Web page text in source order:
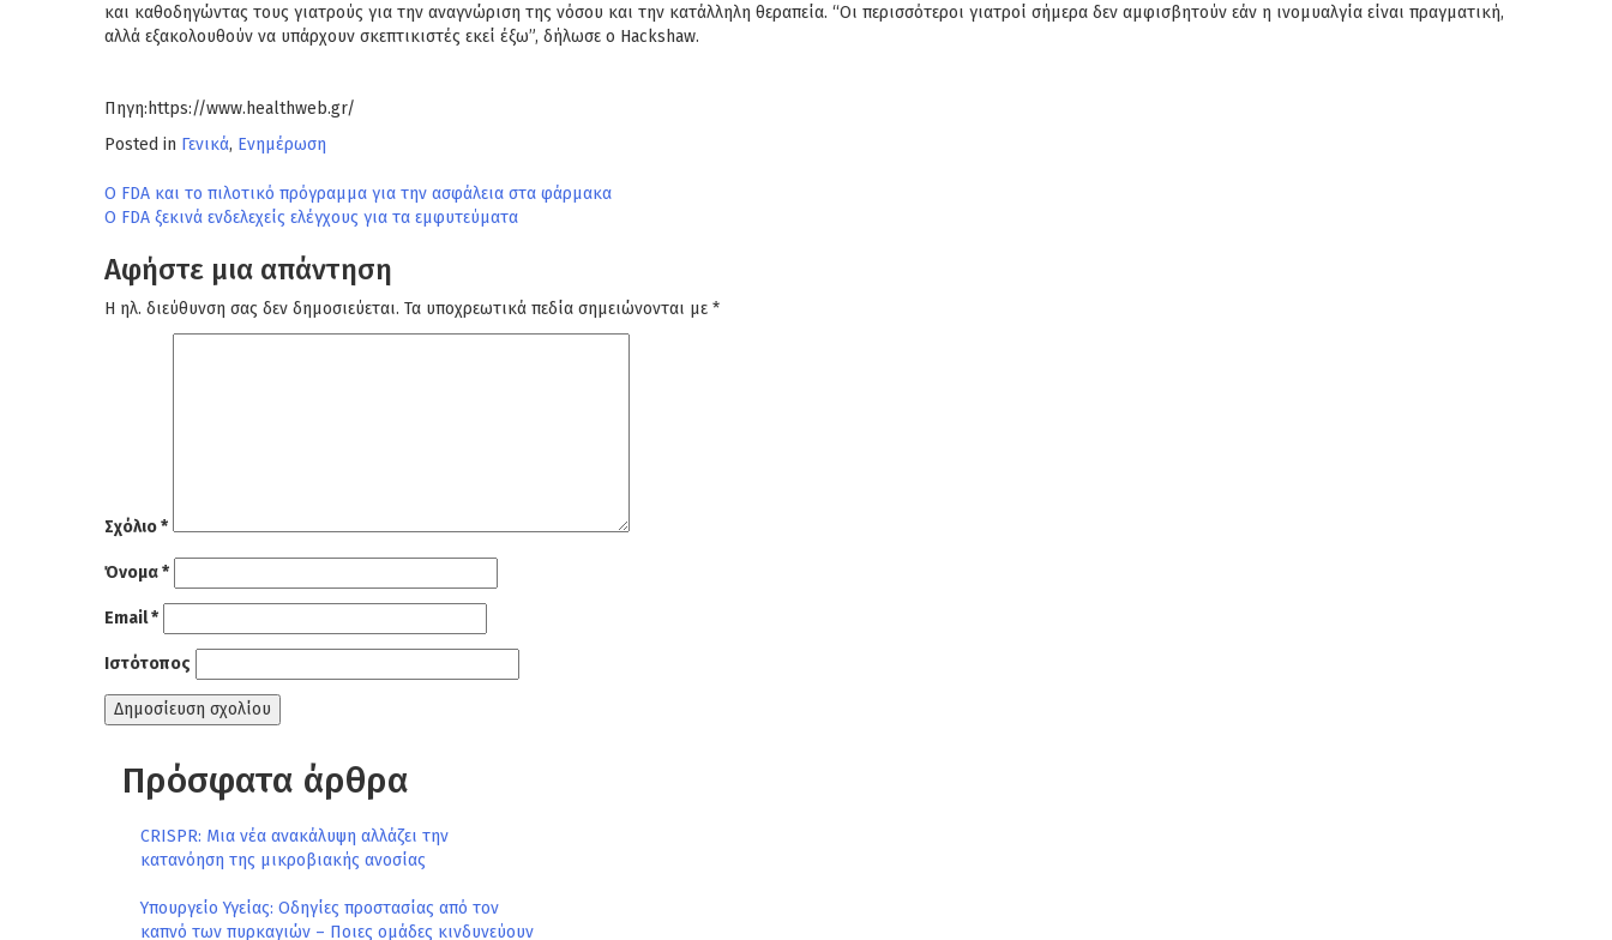
και καθοδηγώντας τους γιατρούς για την αναγνώριση της νόσου και την κατάλληλη θεραπεία. “Οι περισσότεροι γιατροί σήμερα δεν αμφισβητούν εάν η ινομυαλγία είναι πραγματική,
αλλά εξακολουθούν να υπάρχουν σκεπτικιστές εκεί έξω”, δήλωσε ο Hackshaw.
Πηγη:https://www.healthweb.gr/
Posted in Γενικά, Ενημέρωση
Πλοήγηση
άρθρων
Ο FDA και το πιλοτικό πρόγραμμα για την ασφάλεια στα φάρμακα
Ο FDA ξεκινά ενδελεχείς ελέγχους για τα εμφυτεύματα
Αφήστε μια απάντηση
Η ηλ. διεύθυνση σας δεν δημοσιεύεται. Τα υποχρεωτικά πεδία σημειώνονται με *
Σχόλιο*
Όνομα*
Email*
Ιστότοπος
Πρόσφατα άρθρα
CRISPR: Μια νέα ανακάλυψη αλλάζει την
κατανόηση της μικροβιακής ανοσίας
Υπουργείο Υγείας: Οδηγίες προστασίας από τον
καπνό των πυρκαγιών – Ποιες ομάδες κινδυνεύουν